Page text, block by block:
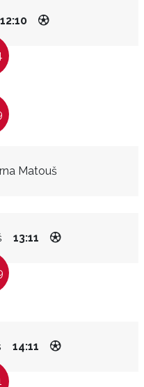
12:10
Matouš
13:11
14:11